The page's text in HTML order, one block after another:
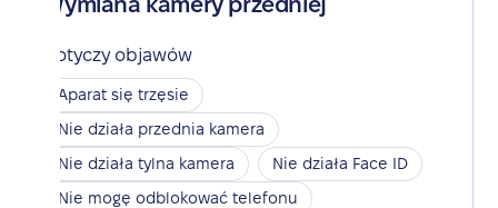
Dotyczy objawów
Aparat się trzęsie
Nie działa przednia kamera
Nie działa tylna kamera
Nie działa Face ID
Nie mogę odblokować telefonu